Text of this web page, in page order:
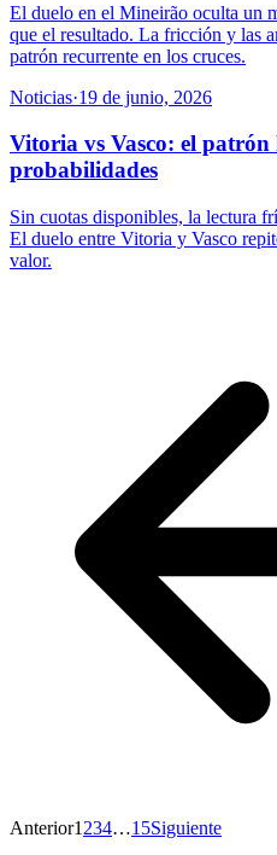
El duelo en el Mineirão oculta un
que el resultado. La fricción y las
patrón recurrente en los cruces.
Noticias·19 de junio, 2026
Vitoria vs Vasco: el
probabilidades
Sin cuotas disponibles, la lectura
El duelo entre Vitoria y Vasco
valor.
Anterior1 234…15Siguiente